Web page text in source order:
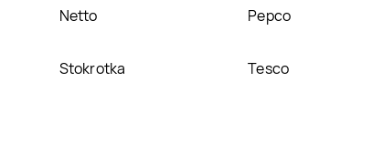
Netto Pepco
Stokrotka Tesco